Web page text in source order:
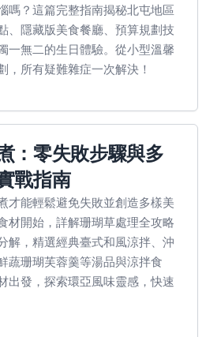
嗎？這篇完整指南揭秘北屯地區
、隱藏版美食餐廳、預算規劃技
一無二的生日體驗。從小型溫馨
，所有疑難雜症一次解決！
：零失敗步驟與多
戰指南
才能輕鬆避免失敗並創造多樣美
材開始，詳解珊瑚草處理全攻略
解，精選經典臺式和風涼拌、沖
蔬珊瑚芙蓉羹等湯品與涼拌食
出發，探索環亞風味靈感，快速